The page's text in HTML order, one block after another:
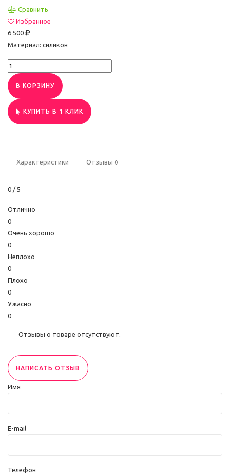
Сравнить
Избранное
6 500
Материал: силикон
В КОРЗИНУ
КУПИТЬ В 1 КЛИК
Характеристики Отзывы 0
0 / 5
Отлично
0
Очень хорошо
0
Неплохо
0
Плохо
0
Ужасно
0
Отзывы о товаре отсутствуют.
НАПИСАТЬ ОТЗЫВ
Имя
E-mail
Телефон